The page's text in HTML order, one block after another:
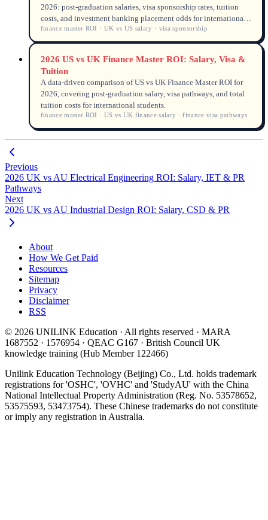
2026: post-graduation salaries, visa sponsorship rates, tuition
costs, and investment banking placement odds for international
students.
finance master ROI · UK vs US salary · visa sponsorship
2026 US vs UK Finance Master ROI: Salary, Visa &
Tuition
A data-driven comparison of US vs UK Finance Master ROI for
2026, covering post-graduation salary, visa pathways, and total
tuition costs for international students.
finance master ROI · US vs UK finance salary · finance visa pathways
Previous
2026 UK vs AU Electrical Engineering ROI: Salary, IET & PR
Pathways
Next
2026 UK vs AU Industrial Design ROI: Salary, CSD & PR
About
How We Get Paid
Resources
Sitemap
Privacy
Disclaimer
RSS
© 2026 UNILINK Education · All rights reserved · MARA
1687552 · 1576954 · QEAC G167 · British Council UK
knowledge training (Hub Member 122466)
Unilink Education Technology (Beijing) Co., Ltd. holds trademark
registrations for 'OSHC', 'OVHC' and 'StudyAU' with the China
National Intellectual Property Administration (Reg. No. 53578652,
53575593, 53473754). These Chinese trademarks do not constitute
or imply any registration in Australia.